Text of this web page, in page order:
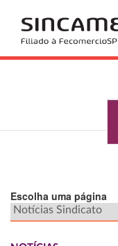
Escolha uma página